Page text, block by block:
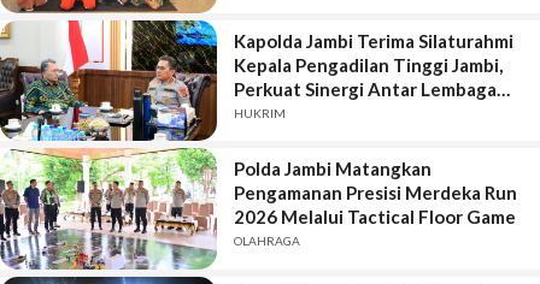
Kapolda Jambi Terima Silaturahmi
Kepala Pengadilan Tinggi Jambi,
Perkuat Sinergi Antar Lembaga
Penegak Hukum
HUKRIM
Polda Jambi Matangkan
Pengamanan Presisi Merdeka Run
2026 Melalui Tactical Floor Game
OLAHRAGA